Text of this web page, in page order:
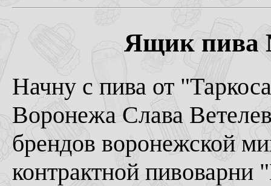
Ящик пива
Начну с пива от
Воронежа Слава
брендов воронежской
контрактной пивоварни